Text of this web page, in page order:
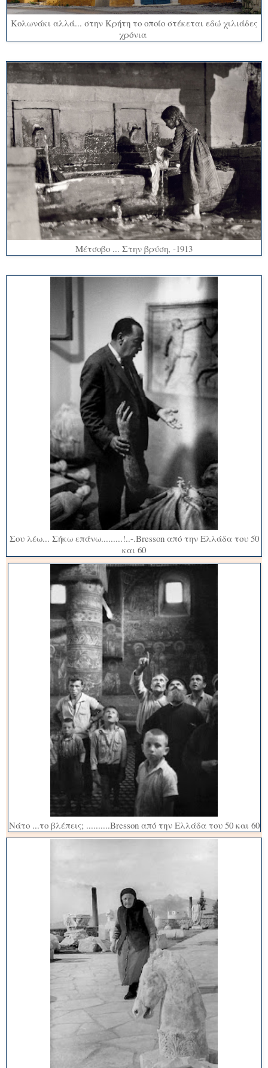
Κολωνάκι αλλά... στην Κρήτη το οποίο στέκεται εδώ χιλιάδες
χρόνια
Μέτσοβο ... Στην βρύση, -1913
Σου λέω... Σήκω επάνω.........!..-.Bresson από την Ελλάδα του 50
και 60
Νάτο ...το βλέπεις; ..........Bresson από την Ελλάδα του 50 και 60